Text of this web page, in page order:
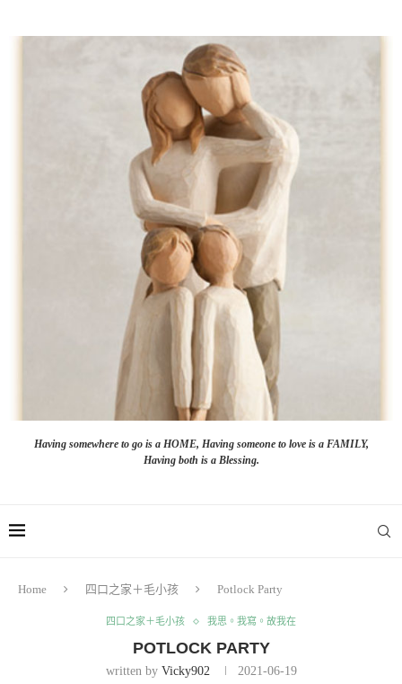
Having somewhere to go is a HOME, Having someone to love is a FAMILY,
Having both is a Blessing.
Home 四口之家＋毛小孩 Potlock Party
四口之家＋毛小孩 我思。我寫。故我在
POTLOCK PARTY
written by Vicky902 2021-06-19